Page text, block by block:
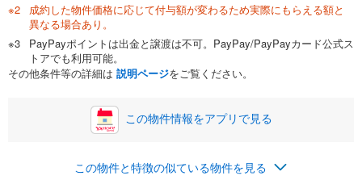
0万円 1,890万円
自己資金から住宅購入にかけられる金額を入力してくださ
い。一般的には物件価格の2割までが目安です。
閉じる
ボーナス
万円
0円
ナス時の増額分（1回分）を入力してください。
成約した物件価格に応じて付与額が変わるため実際にもらえる額と
異なる場合あり。
PayPayポイントは出金と譲渡は不可。PayPay/PayPayカード公式ス
トアでも利用可能。
その他条件等の詳細は 説明ページをご覧ください。
この物件情報をアプリで見る
この物件と特徴の似ている物件を見る